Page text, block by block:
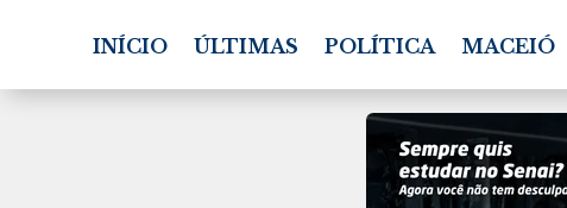
INÍCIO ÚLTIMAS POLÍTICA MACEIÓ